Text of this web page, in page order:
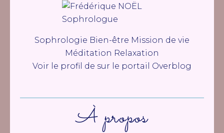
Sophrologie Bien-être Mission de vie
Méditation Relaxation
Voir le profil de sur le portail Overblog
À propos